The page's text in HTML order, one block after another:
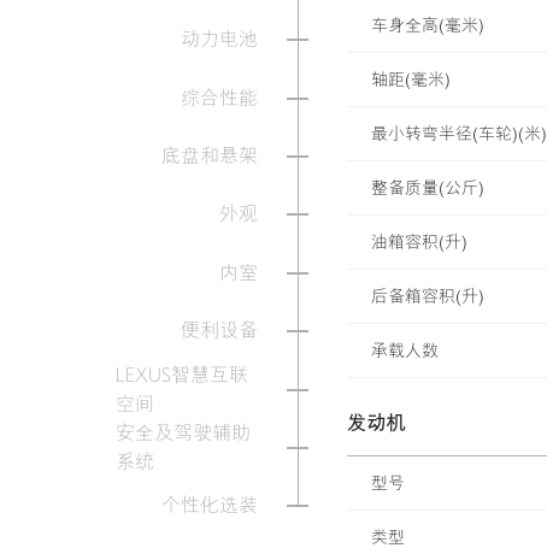
动力电池
综合性能
底盘和悬架
外观
内室
便利设备
LEXUS智慧互联
空间
安全及驾驶辅助
系统
个性化选装
车身全高(毫米)
轴距(毫米)
最小转弯半径(车轮)(米)
整备质量(公斤)
油箱容积(升)
后备箱容积(升)
承载人数
发动机
型号
类型